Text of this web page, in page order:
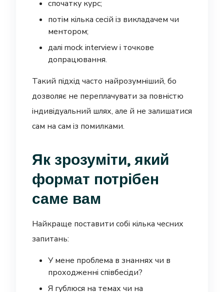
спочатку курс;
потім кілька сесій із викладачем чи
ментором;
далі mock interview і точкове
допрацювання.
Такий підхід часто найрозумніший, бо
дозволяє не переплачувати за повністю
індивідуальний шлях, але й не залишатися
сам на сам із помилками.
Як зрозуміти, який
формат потрібен
саме вам
Найкраще поставити собі кілька чесних
запитань:
У мене проблема в знаннях чи в
проходженні співбесіди?
Я гублюся на темах чи на